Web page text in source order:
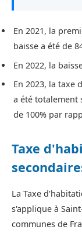
En 2021, la
baisse a été de
En 2022, la
En 2023, la taxe
a été totalement
de 100% par
Taxe
La Taxe
s'applique à
communes de